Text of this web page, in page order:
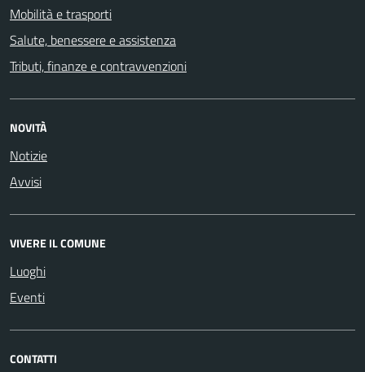
Mobilità e trasporti
Salute, benessere e assistenza
Tributi, finanze e contravvenzioni
NOVITÀ
Notizie
Avvisi
VIVERE IL COMUNE
Luoghi
Eventi
CONTATTI